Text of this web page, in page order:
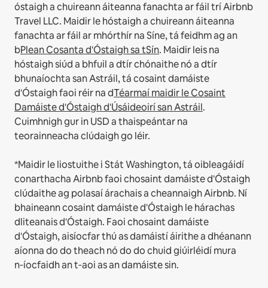
óstaigh a chuireann áiteanna fanachta ar fáil trí Airbnb
Travel LLC. Maidir le hóstaigh a chuireann áiteanna
fanachta ar fáil ar mhórthír na Síne, tá feidhm ag an
bPlean Cosanta d'Óstaigh sa tSín. Maidir leis na
hóstaigh siúd a bhfuil a dtír chónaithe nó a dtír
bhunaíochta san Astráil, tá cosaint damáiste
d'Óstaigh faoi réir na dTéarmaí maidir le Cosaint
Damáiste d'Óstaigh d'Úsáideoirí san Astráil.
Cuimhnigh gur in USD a thaispeántar na
teorainneacha clúdaigh go léir.
*Maidir le liostuithe i Stát Washington, tá oibleagáidí
conarthacha Airbnb faoi chosaint damáiste d'Óstaigh
clúdaithe ag polasaí árachais a cheannaigh Airbnb. Ní
bhaineann cosaint damáiste d'Óstaigh le hárachas
dliteanais d'Óstaigh. Faoi chosaint damáiste
d'Óstaigh, aisíocfar thú as damáistí áirithe a dhéanann
aíonna do do theach nó do do chuid giúirléidí mura
n‑íocfaidh an t‑aoi as an damáiste sin.